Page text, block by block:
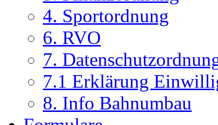
4. Sportordnung
6. RVO
7.
7.1 Erklärung
8. Info Bahnumbau